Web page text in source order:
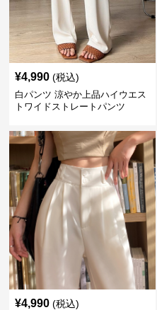
¥4,990 (税込)
白パンツ 涼やか上品ハイウエス
トワイドストレートパンツ
¥4,990 (税込)